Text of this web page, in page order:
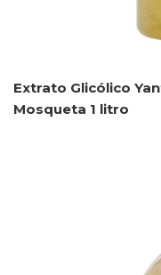
Extrato Glicólico
Mosqueta 1 litro